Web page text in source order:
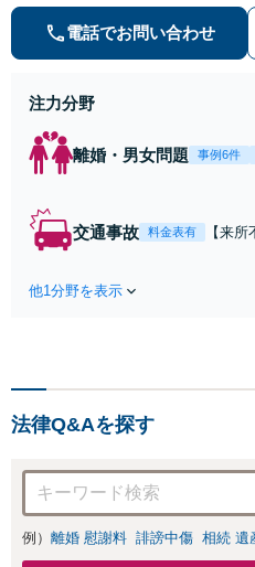
電話でお問い合わせ
注力分野
離婚・男女問題 事例6件
交通事故 料金表有
【来
他1分野を表示
法律Q&Aを探す
例） 離婚 慰謝料 誹謗中傷 相続 遺